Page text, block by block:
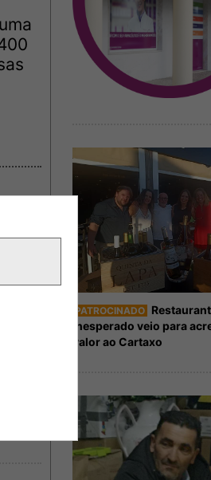
PATROCINADO
Inesperado veio para
valor ao Cartaxo